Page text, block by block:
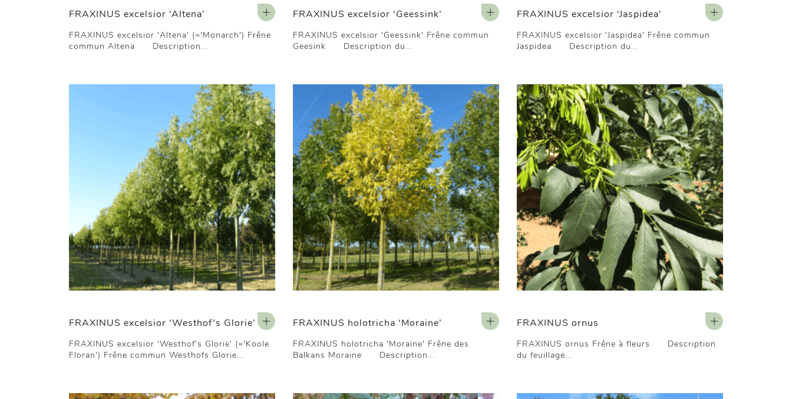
FRAXINUS excelsior ‘Altena’
FRAXINUS excelsior 'Altena' (='Monarch') Frêne
commun Altena Description...
FRAXINUS excelsior ‘Geessink’
FRAXINUS excelsior 'Geessink' Frêne commun
Geesink Description du...
FRAXINUS excelsior ‘Jaspidea’
FRAXINUS excelsior 'Jaspidea' Frêne commun
Jaspidea Description du...
FRAXINUS excelsior ‘Westhof’s Glorie’
FRAXINUS excelsior 'Westhof's Glorie' (='Koole
Floran') Frêne commun Westhofs Glorie...
FRAXINUS holotricha ‘Moraine’
FRAXINUS holotricha 'Moraine' Frêne des
Balkans Moraine Description...
FRAXINUS ornus
FRAXINUS ornus Frêne à fleurs Description
du feuillage...